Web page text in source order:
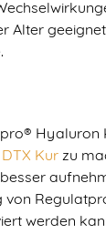
Alter
Hyaluron
Kur zu
von
werden